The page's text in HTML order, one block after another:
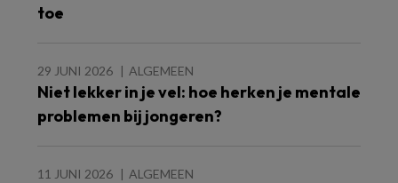
toe
29 JUNI 2026 ALGEMEEN
Niet lekker in je vel: hoe herken je mentale
problemen bij jongeren?
11 JUNI 2026 ALGEMEEN